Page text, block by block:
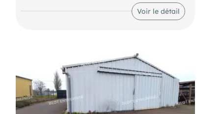
- Isolation double peau. Terrain bitumé avec accès
poids lourds. Proximité immédiate de l'entrée de
Voir le détail